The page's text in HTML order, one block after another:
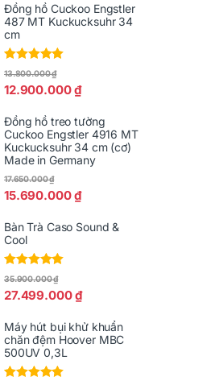
Đồng hồ Cuckoo Engstler
487 MT Kuckucksuhr 34
cm
Được xếp
5
sao
12.900.000₫
13.800.000₫
Đồng hồ treo tường
Cuckoo Engstler 4916 MT
Kuckucksuhr 34 cm (cơ)
Made in Germany
15.690.000₫
17.650.000₫
Bàn Trà Caso Sound &
Cool
Được xếp
5
sao
27.499.000₫
35.900.000₫
Máy hút bụi khử khuẩn
chăn đệm Hoover MBC
500UV 0,3L